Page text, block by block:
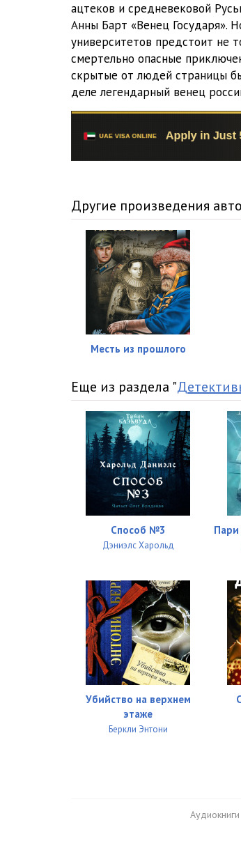
Венец Государя_ (08)
Венец Государя_ (09)
Венец Государя_ (10)
Венец Государя_ (11)
Венец Государя_ (15)
Венец Государя_ (16)
Венец Государя_ (17)
Венец Государя_ (18)
Венец Государя_ (19)
Венец Государя_ (20)
Венец Государя_ (22)
ацтеков и средневековой
Анны Барт «Венец Государя».
университетов предстоит не
смертельно опасные
скрытые от людей страницы
деле легендарный венец
Другие произведения
Месть из прошлого
Еще из раздела "
Способ №3
Дэниэлс Харольд
Убийство на верхнем
этаже
Беркли Энтони
Аудиокниги